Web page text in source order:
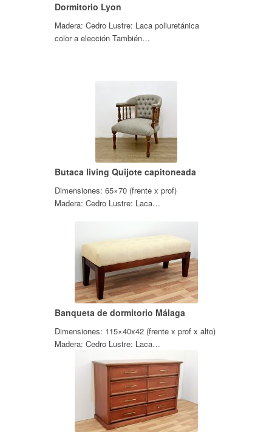
Dormitorio Lyon
Madera: Cedro Lustre: Laca poliuretánica
color a elección También…
Butaca living Quijote capitoneada
Dimensiones: 65×70 (frente x prof)
Madera: Cedro Lustre: Laca…
Banqueta de dormitorio Málaga
Dimensiones: 115×40x42 (frente x prof x alto)
Madera: Cedro Lustre: Laca…